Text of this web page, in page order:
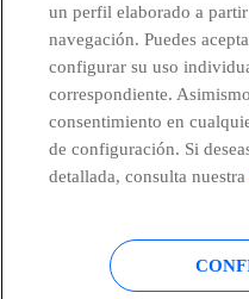
Canal de Denuncias
Centro Global
Política de cookies
un perfil elaborado a
navegación. Puedes
configurar su uso
correspondiente.
consentimiento en
de configuración. Si
detallada, consulta nuestra